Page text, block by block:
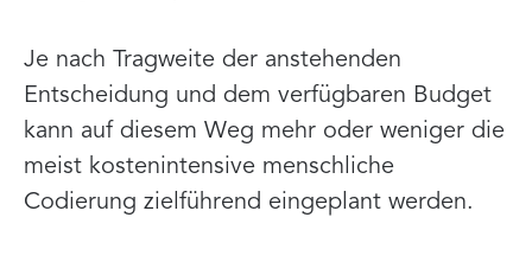
Je nach Tragweite der anstehenden
Entscheidung und dem verfügbaren Budget
kann auf diesem Weg mehr oder weniger die
meist kostenintensive menschliche
Codierung zielführend eingeplant werden.